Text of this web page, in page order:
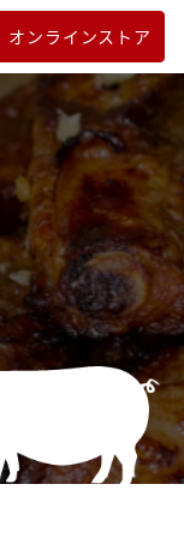
オンラインストア